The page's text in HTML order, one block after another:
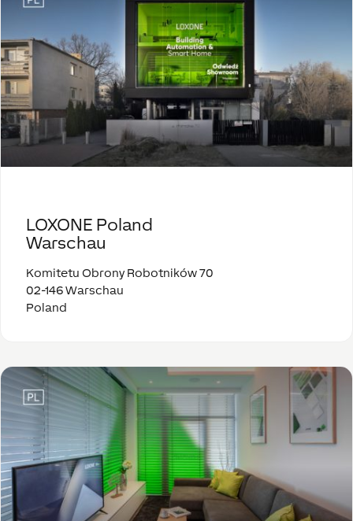
LOXONE Poland
Warschau
Komitetu Obrony Robotników 70
02-146 Warschau
Poland